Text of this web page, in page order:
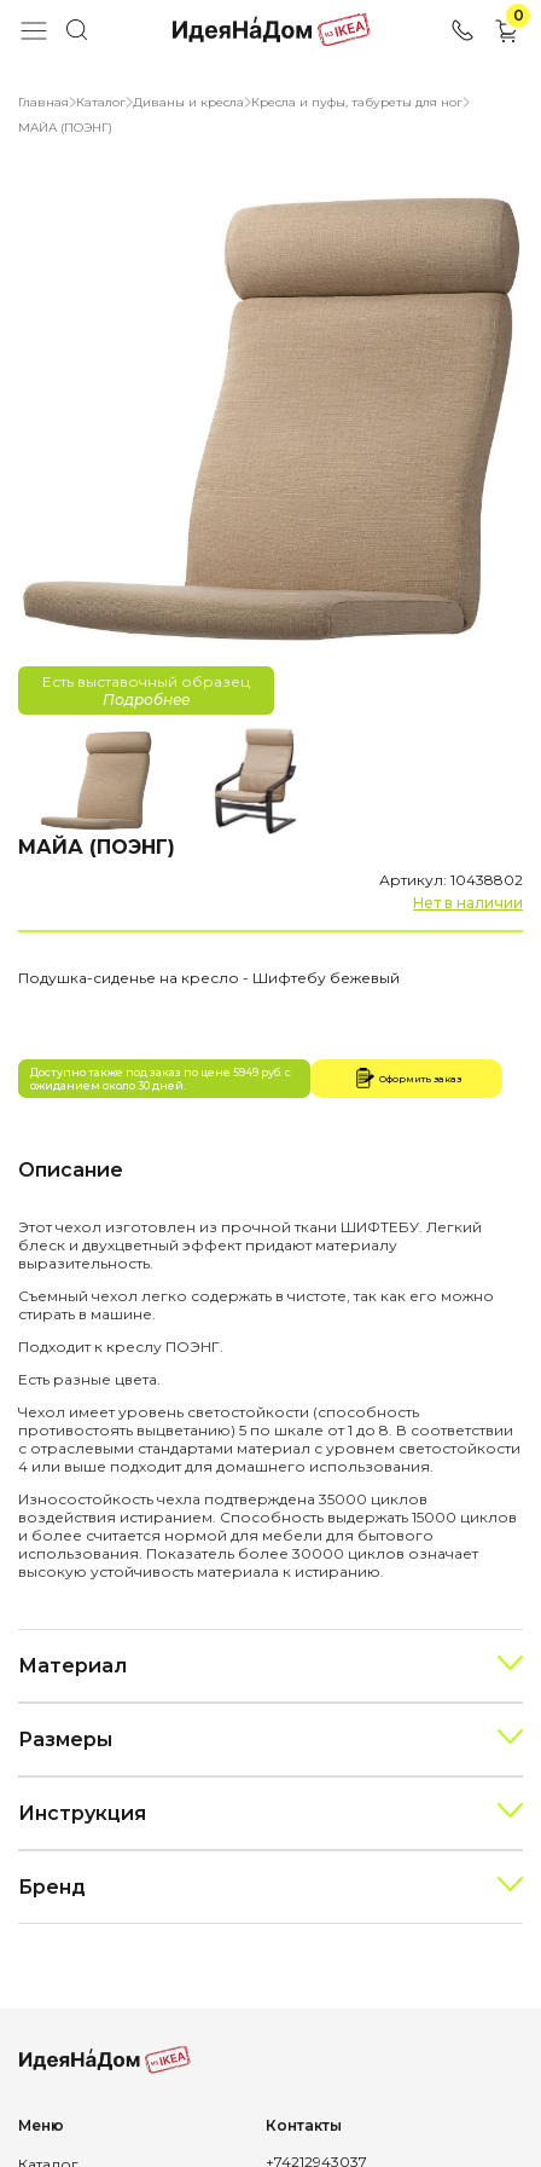
0
Главная Каталог Диваны и кресла
Кресла и пуфы, табуреты для ног
МАЙА (ПОЭНГ)
Есть выставочный образец
Подробнее
МАЙА (ПОЭНГ)
Артикул: 10438802
Нет в наличии
Подушка-сиденье на кресло - Шифтебу бежевый
Доступно также под заказ по цене 5949 руб. с
ожиданием около 30 дней.
Оформить заказ
Описание
Этот чехол изготовлен из прочной ткани ШИФТЕБУ. Легкий
блеск и двухцветный эффект придают материалу
выразительность.
Съемный чехол легко содержать в чистоте, так как его можно
стирать в машине.
Подходит к креслу ПОЭНГ.
Есть разные цвета.
Чехол имеет уровень светостойкости (способность
противостоять выцветанию) 5 по шкале от 1 до 8. В соответствии
с отраслевыми стандартами материал с уровнем светостойкости
4 или выше подходит для домашнего использования.
Износостойкость чехла подтверждена 35000 циклов
воздействия истиранием. Способность выдержать 15000 циклов
и более считается нормой для мебели для бытового
использования. Показатель более 30000 циклов означает
высокую устойчивость материала к истиранию.
Материал
Размеры
Инструкция
Бренд
Меню
Контакты
+74212943037